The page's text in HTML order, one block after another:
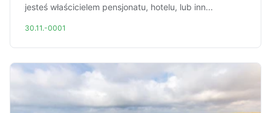
jesteś właścicielem pensjonatu, hotelu, lub inn...
30.11.-0001